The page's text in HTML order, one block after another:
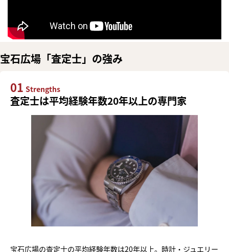
宝石広場「査定士」の強み
01 Strengths
査定士は平均経験年数20年以上の専門家
宝石広場の査定士の平均経験年数は20年以上。時計・ジュエリー